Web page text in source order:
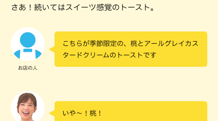
さあ！続いてはスイーツ感覚のトースト。
お店の人
こちらが季節限定の、桃とアールグレイカス
タードクリームのトーストです
いや～！桃！